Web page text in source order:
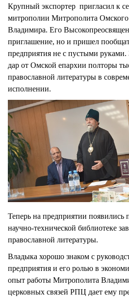
Крупный экспортер пригласил к
митрополии Митрополита Омского
Владимира. Его
приглашение, но и пришел
предприятия не с пустыми руками.
дар от Омской епархии полторы
православной литературы в
исполнении.
Теперь на предприятии появились
научно-технической библиотеке
православной литературы.
Владыка хорошо знаком с
предприятия и его ролью в
опыт работы Митрополита
церковных связей РПЦ дает ему